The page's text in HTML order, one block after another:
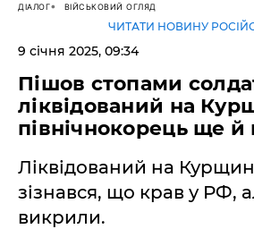
ДІАЛОГ ВІЙСЬКОВИЙ ОГЛЯД
ЧИТАТИ НОВИНУ
9 січня 2025, 09:34
Пішов стопами
ліквідований на
північнокорець ще й
Ліквідований на
зізнався, що крав у РФ,
викрили.